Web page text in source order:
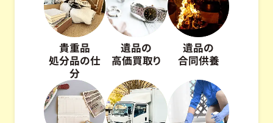
貴重品
処分品の仕
分
遺品の
高価買取り
遺品の
合同供養